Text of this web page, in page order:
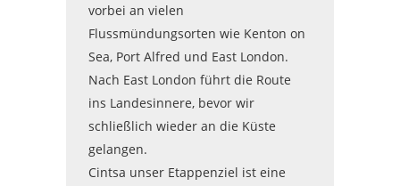
vorbei an vielen
Flussmündungsorten wie Kenton on
Sea, Port Alfred und East London.
Nach East London führt die Route
ins Landesinnere, bevor wir
schließlich wieder an die Küste
gelangen.
Cintsa unser Etappenziel ist eine